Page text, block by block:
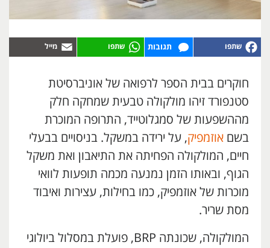
תגובות
חוקרים בבית הספר לרפואה של אוניברסיטת
סטנפורד זיהו מולקולה טבעית שמחקה חלק
מההשפעות של סמגלוטייד, התרופה המוכרת
בשם אוזמפיק, על ירידה במשקל. בניסויים בבעלי
חיים, המולקולה הפחיתה את התיאבון ואת משקל
הגוף, ובאותו הזמן נמנעה מכמה תופעות לוואי
מוכרות של אוזמפיק, כמו בחילות, עצירות ואיבוד
מסת שריר.
המולקולה, שכונתה BRP, פועלת במסלול ביולוגי